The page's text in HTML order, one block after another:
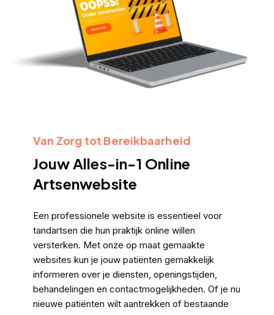
Van Zorg tot Bereikbaarheid
Jouw Alles-in-1 Online
Artsenwebsite
Een professionele website is essentieel voor
tandartsen die hun praktijk online willen
versterken. Met onze op maat gemaakte
websites kun je jouw patiënten gemakkelijk
informeren over je diensten, openingstijden,
behandelingen en contactmogelijkheden. Of je nu
nieuwe patiënten wilt aantrekken of bestaande